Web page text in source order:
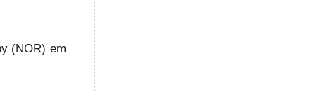
(NOR) em